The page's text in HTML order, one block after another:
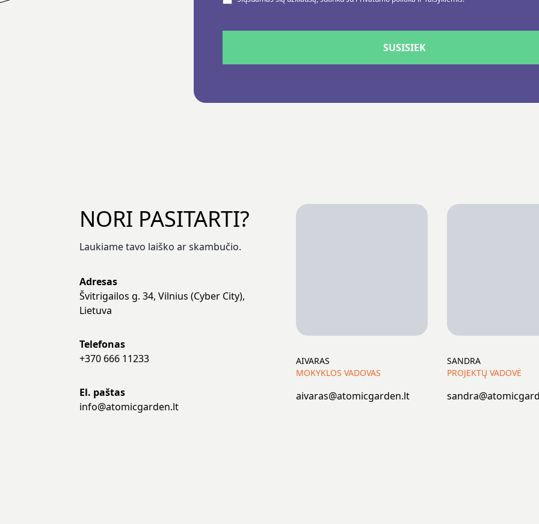
SUSISIEK
NORI PASITARTI?
Laukiame tavo laiško ar skambučio.
Adresas
Švitrigailos g. 34, Vilnius (Cyber City),
Lietuva
Telefonas
+370 666 11233
El. paštas
info@atomicgarden.lt
AIVARAS
MOKYKLOS VADOVAS
aivaras@atomicgarden.lt
SANDRA
PROJEKTŲ VADOVĖ